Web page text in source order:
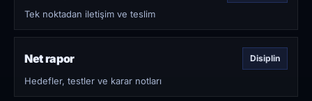
Tek noktadan iletişim ve teslim
Net rapor Disiplin
Hedefler, testler ve karar notları